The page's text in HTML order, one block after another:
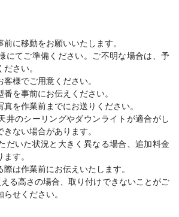
前に移動をお願いいたします。
にてご準備ください。ご不明な場合は、予
さい。
様でご用意ください。
番を事前にお伝えください。
真を作業前までにお送りください。
井のシーリングやダウンライトが適合がし
ない場合があります。
だいた状況と大きく異なる場合、追加料金
す。
際は作業前にお伝えいたします。
る高さの場合、取り付けできないことがご
せください。